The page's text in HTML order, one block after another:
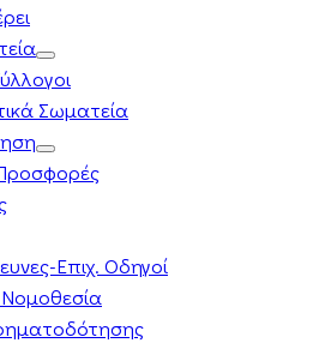
Σωματεία
Επιχ. Οδηγοί